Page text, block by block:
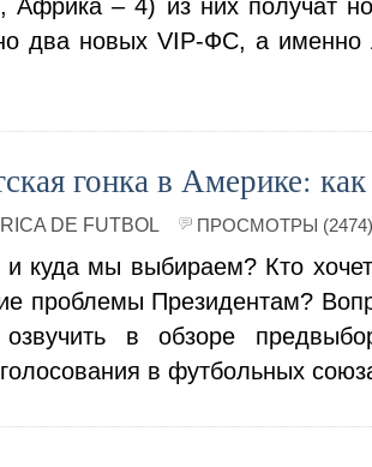
Африка – 4) из них получат
два новых VIP-ФС, а
гонка в Америке:
DE FUTBOL ПРОСМОТРЫ (2474)
и куда мы выбираем? Кто
проблемы Президентам?
озвучить в обзоре
голосования в футбольных